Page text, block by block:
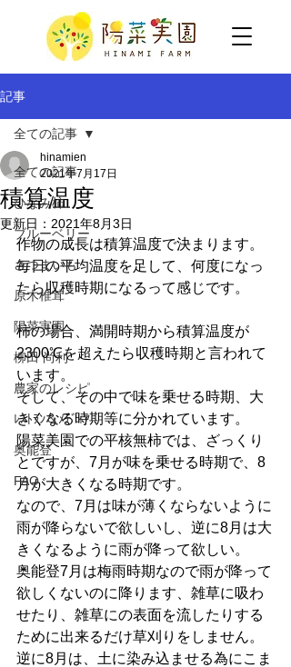
記事
全ての記事
ひなみ柿
ブルーベリー
さつまいも
原木椎茸
陽菜実園
柳田 尚利
農家のレシピ
ﾚｽﾄﾗﾝ＆ﾒﾃﾞｨｱ
奥能登
FAQ
全ての記事
積算温度
hinamien
2021年7月17日
更新日： 2021年8月3日
作物の成長は積算温度で決まります。
毎日の平均温度を足して、何度になっ
たら収穫時期になるって感じです。
柿の場合、満開時期から積算温度が
2300℃を超えたら収穫時期と言われて
います。
そして、その中で味を乗せる時期、大
きくなる時期等に分かれています。
陽菜美園での平核無柿では、ざっくり
とですが、7月が味を乗せる時期で、8
月が大きくなる時期です。
なので、7月は味が薄くならないように
雨が降らないで欲しいし、逆に8月は大
きくなるように雨が降って欲しい。
奥能登7月は梅雨時期なので雨が降って
欲しくないのに降ります、雑草に吸わ
せたり、雑草にの表面を流したりする
ために出来るだけ草刈りをしません。
逆に8月は、土に染み込ませる為にこま